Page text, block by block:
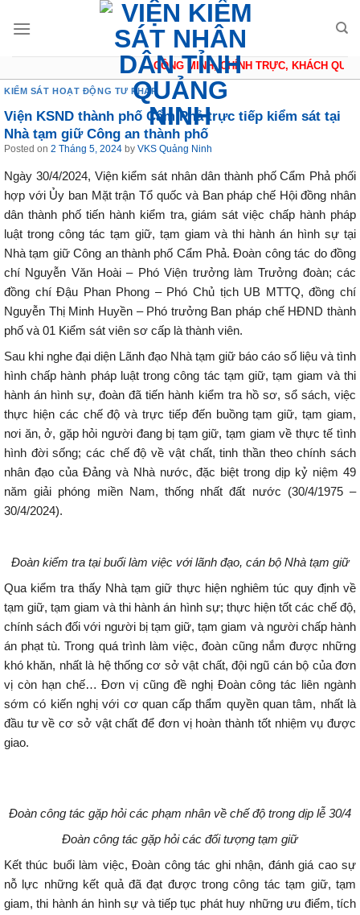
CÔNG MINH, CHÍNH TRỰC, KHÁCH QUAN,
KIỂM SÁT HOẠT ĐỘNG TƯ PHÁP
Viện KSND thành phố Cẩm Phả trực tiếp kiểm sát tại
Nhà tạm giữ Công an thành phố
Posted on 2 Tháng 5, 2024 by VKS Quảng Ninh
Ngày 30/4/2024, Viện kiểm sát nhân dân thành phố Cẩm Phả phối
hợp với Ủy ban Mặt trận Tổ quốc và Ban pháp chế Hội đồng nhân
dân thành phố tiến hành kiểm tra, giám sát việc chấp hành pháp
luật trong công tác tạm giữ, tạm giam và thi hành án hình sự tại
Nhà tạm giữ Công an thành phố Cẩm Phả. Đoàn công tác do đồng
chí Nguyễn Văn Hoài – Phó Viện trưởng làm Trưởng đoàn; các
đồng chí Đậu Phan Phong – Phó Chủ tịch UB MTTQ, đồng chí
Nguyễn Thị Minh Huyền – Phó trưởng Ban pháp chế HĐND thành
phố và 01 Kiểm sát viên sơ cấp là thành viên.
Sau khi nghe đại diện Lãnh đạo Nhà tạm giữ báo cáo số liệu và tình
hình chấp hành pháp luật trong công tác tạm giữ, tạm giam và thi
hành án hình sự, đoàn đã tiến hành kiểm tra hồ sơ, sổ sách, việc
thực hiện các chế độ và trực tiếp đến buồng tạm giữ, tạm giam,
nơi ăn, ở, gặp hỏi người đang bị tạm giữ, tạm giam về thực tế tình
hình đời sống; các chế độ về vật chất, tinh thần theo chính sách
nhân đạo của Đảng và Nhà nước, đặc biệt trong dịp kỷ niệm 49
năm giải phóng miền Nam, thống nhất đất nước (30/4/1975 –
30/4/2024).
Đoàn kiểm tra tại buổi làm việc với lãnh đạo, cán bộ Nhà tạm giữ
Qua kiểm tra thấy Nhà tạm giữ thực hiện nghiêm túc quy định về
tạm giữ, tạm giam và thi hành án hình sự; thực hiện tốt các chế độ,
chính sách đối với người bị tạm giữ, tạm giam và người chấp hành
án phạt tù. Trong quá trình làm việc, đoàn cũng nắm được những
khó khăn, nhất là hệ thống cơ sở vật chất, đội ngũ cán bộ của đơn
vị còn hạn chế… Đơn vị cũng đề nghị Đoàn công tác liên ngành
sớm có kiến nghị với cơ quan cấp thẩm quyền quan tâm, nhất là
đầu tư về cơ sở vật chất để đơn vị hoàn thành tốt nhiệm vụ được
giao.
Đoàn công tác gặp hỏi các phạm nhân về chế độ trong dịp lễ 30/4
Đoàn công tác gặp hỏi các đối tượng tạm giữ
Kết thúc buổi làm việc, Đoàn công tác ghi nhận, đánh giá cao sự
nỗ lực những kết quả đã đạt được trong công tác tạm giữ, tạm
giam, thi hành án hình sự và tiếp tục phát huy những ưu điểm, tích